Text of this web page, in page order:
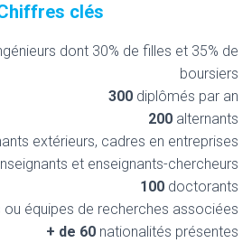
clés
dont 30% de filles et 35% de
boursiers
300 diplômés par an
200 alternants
extérieurs, cadres en entreprises
et enseignants-chercheurs
100 doctorants
équipes de recherches associées
+ de 60 nationalités présentes